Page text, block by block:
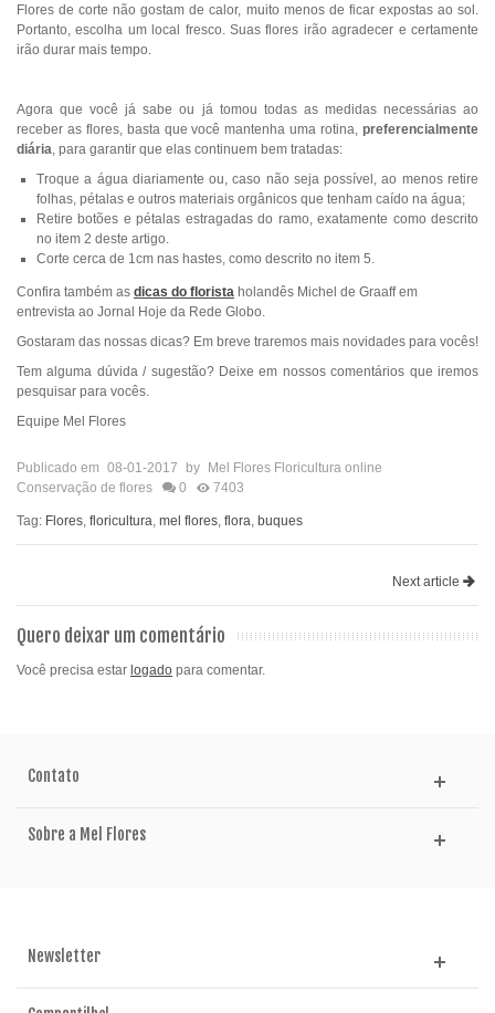
Flores de corte não gostam de calor, muito menos de ficar expostas ao sol.
Portanto, escolha um local fresco. Suas flores irão agradecer e certamente
irão durar mais tempo.
Agora que você já sabe ou já tomou todas as medidas necessárias ao
receber as flores, basta que você mantenha uma rotina, preferencialmente
diária, para garantir que elas continuem bem tratadas:
Troque a água diariamente ou, caso não seja possível, ao menos retire
folhas, pétalas e outros materiais orgânicos que tenham caído na água;
Retire botões e pétalas estragadas do ramo, exatamente como descrito
no item 2 deste artigo.
Corte cerca de 1cm nas hastes, como descrito no item 5.
Confira também as dicas do florista holandês Michel de Graaff em
entrevista ao Jornal Hoje da Rede Globo.
Gostaram das nossas dicas? Em breve traremos mais novidades para vocês!
Tem alguma dúvida / sugestão? Deixe em nossos comentários que iremos
pesquisar para vocês.
Equipe Mel Flores
Publicado em 08-01-2017 by
Mel Flores Floricultura online
Conservação de flores
0 7403
Tag: Flores, floricultura, mel flores, flora, buques
Next article
Quero deixar um comentário
Você precisa estar logado para comentar.
Contato
Sobre a Mel Flores
Newsletter